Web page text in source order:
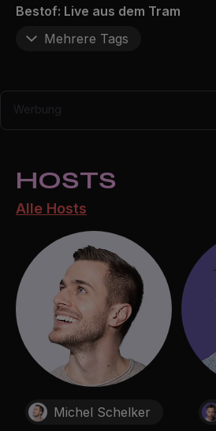
Bestof: Live aus dem Tram
Mehrere Tags
Werbung
HOSTS
Alle Hosts
Michel Schelker